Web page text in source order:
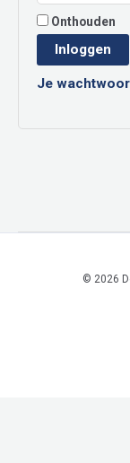
Onthouden
Inloggen
Je
© 2026